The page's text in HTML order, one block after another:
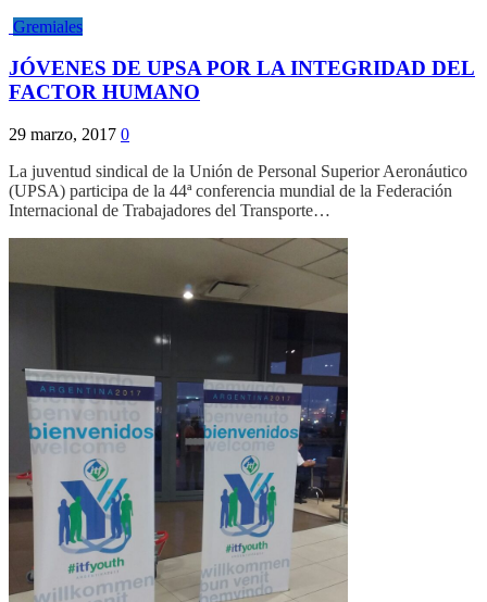
Gremiales
JÓVENES DE UPSA POR LA INTEGRIDAD DEL
FACTOR HUMANO
29 marzo, 2017 0
La juventud sindical de la Unión de Personal Superior Aeronáutico
(UPSA) participa de la 44ª conferencia mundial de la Federación
Internacional de Trabajadores del Transporte…